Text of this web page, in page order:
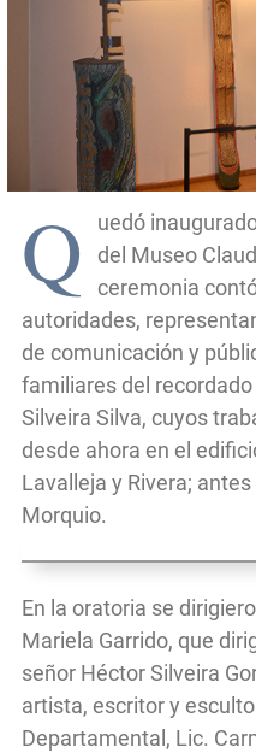
Q
uedó
del Museo
ceremonia
autoridades,
de comunicación y
familiares del
Silveira Silva, cuyos
desde ahora en el
Lavalleja y Rivera;
Morquio.
En la oratoria se
Mariela Garrido, que
señor Héctor Silveira
artista, escritor y
Departamental, Lic.